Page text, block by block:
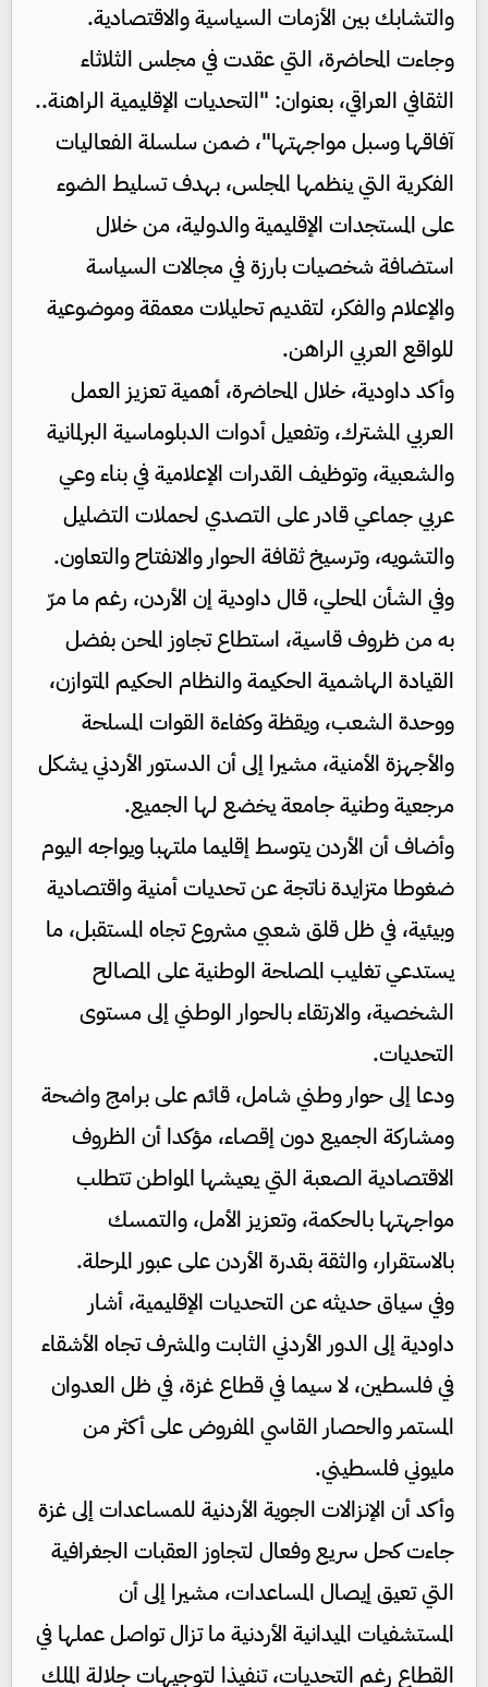
والتشابك بين الأزمات السياسية والاقتصادية.
وجاءت المحاضرة، التي عقدت في مجلس الثلاثاء
الثقافي العراقي، بعنوان: "التحديات الإقليمية الراهنة..
آفاقها وسبل مواجهتها"، ضمن سلسلة الفعاليات
الفكرية التي ينظمها المجلس، بهدف تسليط الضوء
على المستجدات الإقليمية والدولية، من خلال
استضافة شخصيات بارزة في مجالات السياسة
والإعلام والفكر، لتقديم تحليلات معمقة وموضوعية
للواقع العربي الراهن.
وأكد داودية، خلال المحاضرة، أهمية تعزيز العمل
العربي المشترك، وتفعيل أدوات الدبلوماسية البرلمانية
والشعبية، وتوظيف القدرات الإعلامية في بناء وعي
عربي جماعي قادر على التصدي لحملات التضليل
والتشويه، وترسيخ ثقافة الحوار والانفتاح والتعاون.
وفي الشأن المحلي، قال داودية إن الأردن، رغم ما مرّ
به من ظروف قاسية، استطاع تجاوز المحن بفضل
القيادة الهاشمية الحكيمة والنظام الحكيم المتوازن،
ووحدة الشعب، ويقظة وكفاءة القوات المسلحة
والأجهزة الأمنية، مشيرا إلى أن الدستور الأردني يشكل
مرجعية وطنية جامعة يخضع لها الجميع.
وأضاف أن الأردن يتوسط إقليما ملتهبا ويواجه اليوم
ضغوطا متزايدة ناتجة عن تحديات أمنية واقتصادية
وبيئية، في ظل قلق شعبي مشروع تجاه المستقبل، ما
يستدعي تغليب المصلحة الوطنية على المصالح
الشخصية، والارتقاء بالحوار الوطني إلى مستوى
التحديات.
ودعا إلى حوار وطني شامل، قائم على برامج واضحة
ومشاركة الجميع دون إقصاء، مؤكدا أن الظروف
الاقتصادية الصعبة التي يعيشها المواطن تتطلب
مواجهتها بالحكمة، وتعزيز الأمل، والتمسك
بالاستقرار، والثقة بقدرة الأردن على عبور المرحلة.
وفي سياق حديثه عن التحديات الإقليمية، أشار
داودية إلى الدور الأردني الثابت والمشرف تجاه الأشقاء
في فلسطين، لا سيما في قطاع غزة، في ظل العدوان
المستمر والحصار القاسي المفروض على أكثر من
مليوني فلسطيني.
وأكد أن الإنزالات الجوية الأردنية للمساعدات إلى غزة
جاءت كحل سريع وفعال لتجاوز العقبات الجغرافية
التي تعيق إيصال المساعدات، مشيرا إلى أن
المستشفيات الميدانية الأردنية ما تزال تواصل عملها في
القطاع رغم التحديات، تنفيذا لتوجيهات جلالة الملك